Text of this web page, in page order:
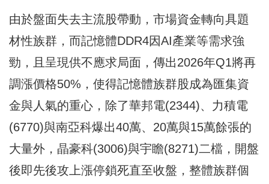
由於盤面失去主流股帶動，市場資金轉向具題
材性族群，而記憶體DDR4因AI產業等需求強
勁，且呈現供不應求局面，傳出2026年Q1將再
調漲價格50%，使得記憶體族群股成為匯集資
金與人氣的重心，除了華邦電(2344)、力積電
(6770)與南亞科爆出40萬、20萬與15萬餘張的
大量外，晶豪科(3006)與宇瞻(8271)二檔，開盤
後即先後攻上漲停鎖死直至收盤，整體族群個